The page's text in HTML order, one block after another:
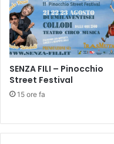
N
I
E
R
I
a
d
e
p
u
l
i
t
SENZA FILI – Pinocchio
Street Festival
15 ore fa